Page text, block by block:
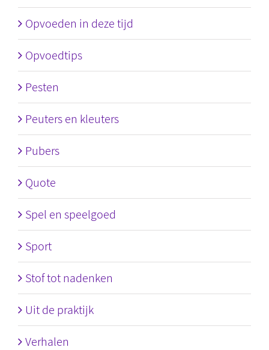
Opvoeden in deze tijd
Opvoedtips
Pesten
Peuters en kleuters
Pubers
Quote
Spel en speelgoed
Sport
Stof tot nadenken
Uit de praktijk
Verhalen